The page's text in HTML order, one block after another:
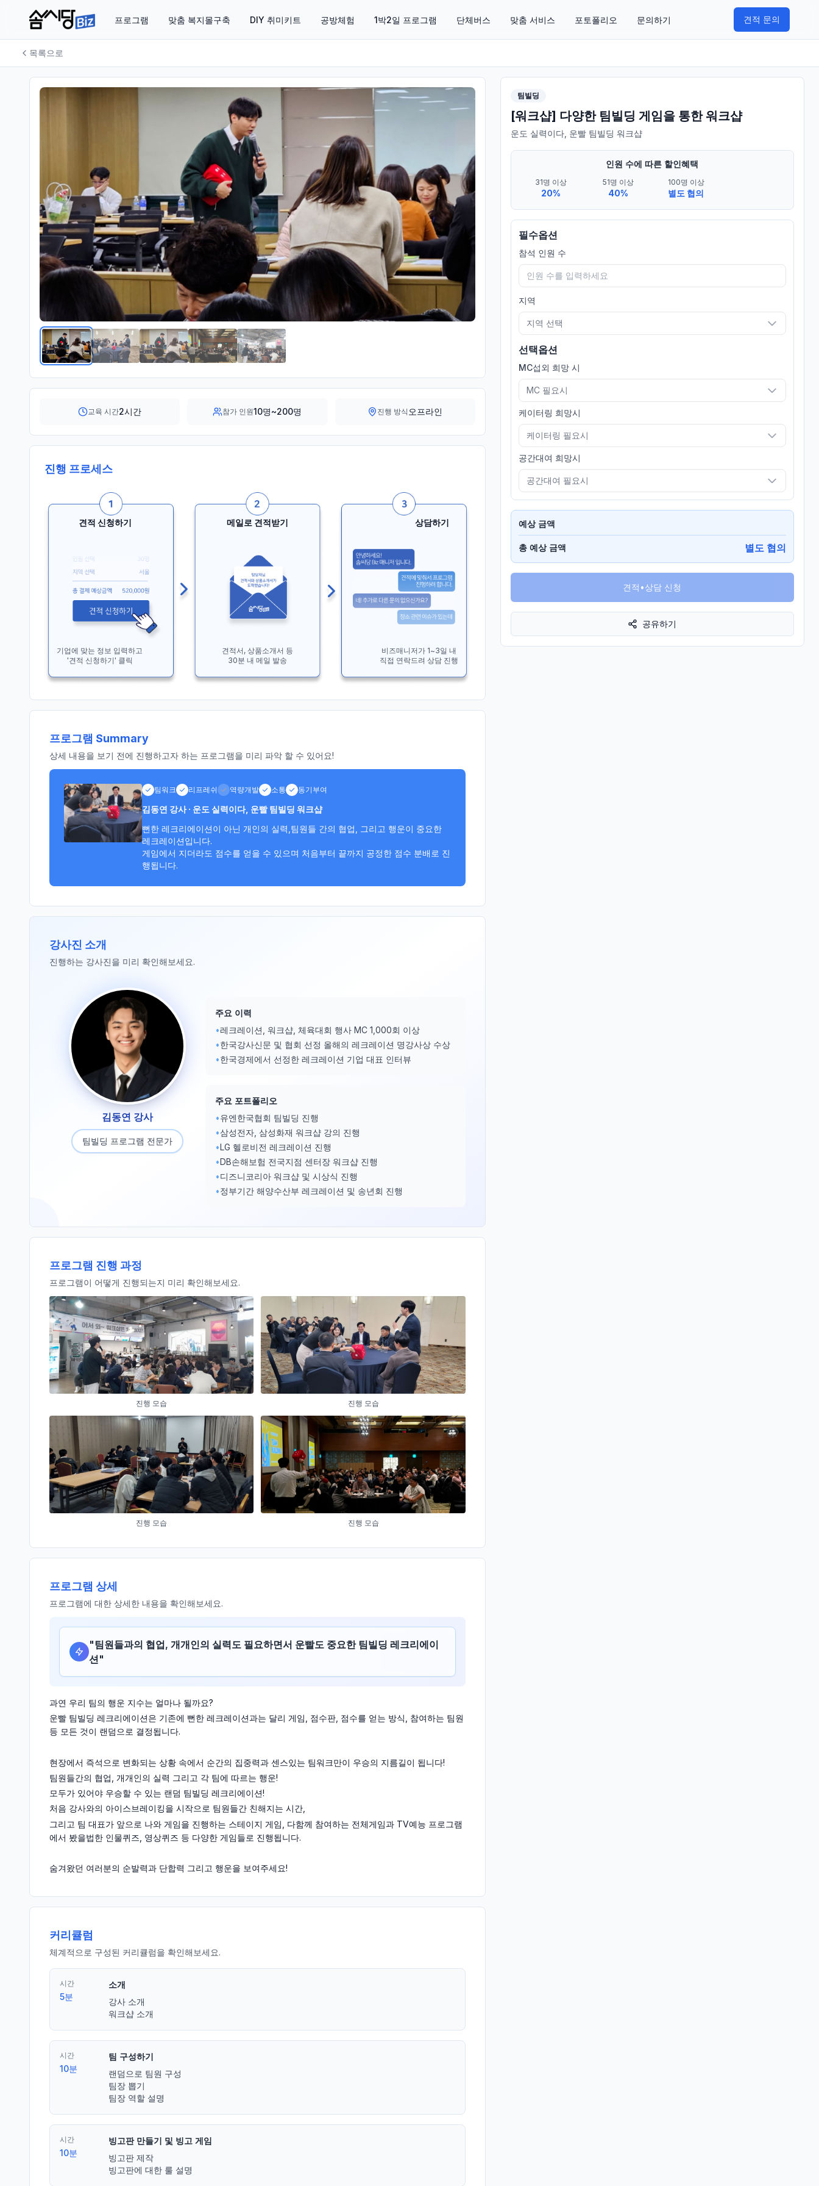
프로그램 맞춤 복지몰구축 DIY 취미키트 공방체험 1박2일 프로그램 단체버스 맞춤 서비스 포토폴리오 문의하기 견적 문의
목록으로
교육 시간2시간 참가 인원10명~200명 진행 방식 오프라인
진행 프로세스
견적 신청하기
기업에 맞는 정보 입력하고
'견적 신청하기' 클릭
메일로 견적받기
견적서, 상품소개서 등
30분 내 메일 발송
상담하기
비즈매니저가 1~3일 내
직접 연락드려 상담 진행
프로그램 Summary
상세 내용을 보기 전에 진행하고자 하는 프로그램을 미리 파악 할 수 있어요!
팀워크 리프레쉬 역량개발 소통 동기부여
김동연 강사 · 운도 실력이다, 운빨 팀빌딩 워크샵
뻔한 레크리에이션이 아닌 개인의 실력,팀원들 간의 협업, 그리고 행운이 중요한
레크레이션입니다.
게임에서 지더라도 점수를 얻을 수 있으며 처음부터 끝까지 공정한 점수 분배로 진
행됩니다.
강사진 소개
진행하는 강사진을 미리 확인해보세요.
김동연 강사
팀빌딩 프로그램 전문가
주요 이력
•레크레이션, 워크샵, 체육대회 행사 MC 1,000회 이상
•한국강사신문 및 협회 선정 올해의 레크레이션 명강사상 수상
•한국경제에서 선정한 레크레이션 기업 대표 인터뷰
주요 포트폴리오
•유엔한국협회 팀빌딩 진행
•삼성전자, 삼성화재 워크샵 강의 진행
•LG 헬로비전 레크레이션 진행
•DB손해보험 전국지점 센터장 워크샵 진행
•디즈니코리아 워크샵 및 시상식 진행
•정부기간 해양수산부 레크레이션 및 송년회 진행
프로그램 진행 과정
프로그램이 어떻게 진행되는지 미리 확인해보세요.
진행 모습 진행 모습
진행 모습 진행 모습
프로그램 상세
프로그램에 대한 상세한 내용을 확인해보세요.
"팀원들과의 협업, 개개인의 실력도 필요하면서 운빨도 중요한 팀빌딩 레크리에이
션"
과연 우리 팀의 행운 지수는 얼마나 될까요?
운빨 팀빌딩 레크리에이션은 기존에 뻔한 레크레이션과는 달리 게임, 점수판, 점수를 얻는 방식, 참여하는 팀원
등 모든 것이 랜덤으로 결정됩니다.
현장에서 즉석으로 변화되는 상황 속에서 순간의 집중력과 센스있는 팀워크만이 우승의 지름길이 됩니다!
팀원들간의 협업, 개개인의 실력 그리고 각 팀에 따르는 행운!
모두가 있어야 우승할 수 있는 랜덤 팀빌딩 레크리에이션!
처음 강사와의 아이스브레이킹을 시작으로 팀원들간 친해지는 시간,
그리고 팀 대표가 앞으로 나와 게임을 진행하는 스테이지 게임, 다함께 참여하는 전체게임과 TV예능 프로그램
에서 봤을법한 인물퀴즈, 영상퀴즈 등 다양한 게임들로 진행됩니다.
숨겨왔던 여러분의 순발력과 단합력 그리고 행운을 보여주세요!
커리큘럼
체계적으로 구성된 커리큘럼을 확인해보세요.
시간
5분
소개
강사 소개
워크샵 소개
시간
10분
팀 구성하기
랜덤으로 팀원 구성
팀장 뽑기
팀장 역할 설명
시간
10분
빙고판 만들기 및 빙고 게임
빙고판 제작
빙고판에 대한 룰 설명
팀빌딩
[워크샵] 다양한 팀빌딩 게임을 통한 워크샵
운도 실력이다, 운빨 팀빌딩 워크샵
인원 수에 따른 할인혜택
31명 이상
20%
51명 이상
40%
100명 이상
별도 협의
필수옵션
참석 인원 수
지역
지역 선택
선택옵션
MC섭외 희망 시
MC 필요시
케이터링 희망시
케이터링 필요시
공간대여 희망시
공간대여 필요시
예상 금액
총 예상 금액 별도 협의
견적•상담 신청
공유하기